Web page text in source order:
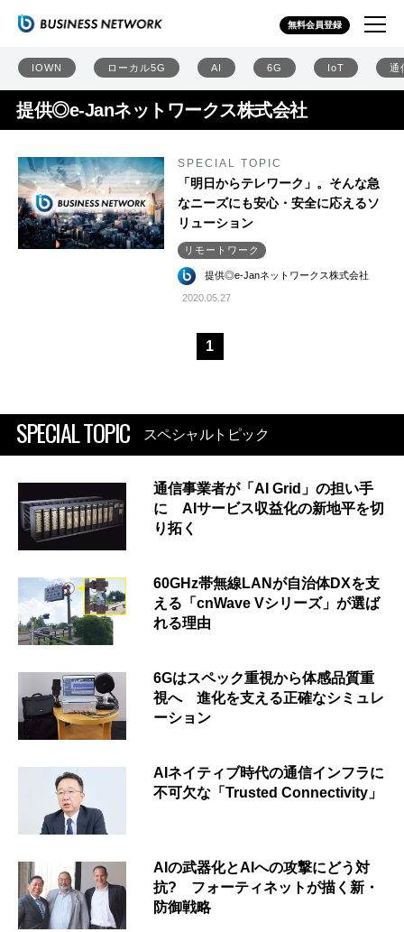
無料会員登録
IOWN ローカル5G AI 6G IoT 通
提供◎e-Janネットワークス株式会社
SPECIAL TOPIC
「明日からテレワーク」。そんな急
なニーズにも安心・安全に応えるソ
リューション
リモートワーク
提供◎e-Janネットワークス株式会社
2020.05.27
1
SPECIAL TOPIC スペシャルトピック
通信事業者が「AI Grid」の担い手
に AIサービス収益化の新地平を切
り拓く
60GHz帯無線LANが自治体DXを支
える「cnWave Vシリーズ」が選ば
れる理由
6Gはスペック重視から体感品質重
視へ 進化を支える正確なシミュレ
ーション
AIネイティブ時代の通信インフラに
不可欠な「Trusted Connectivity」
AIの武器化とAIへの攻撃にどう対
抗? フォーティネットが描く新・
防御戦略